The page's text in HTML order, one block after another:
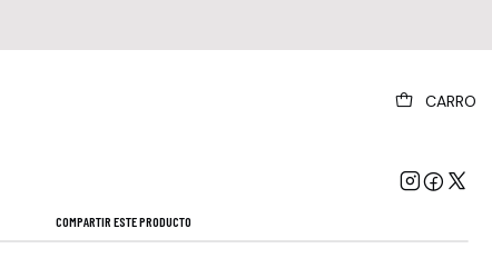
CARRO
Fly With Me Vinilo Importado De 180 Grs
COMPARTIR ESTE PRODUCTO